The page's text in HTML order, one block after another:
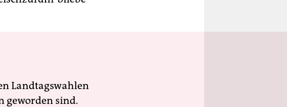
Landtagswahlen
geworden sind.